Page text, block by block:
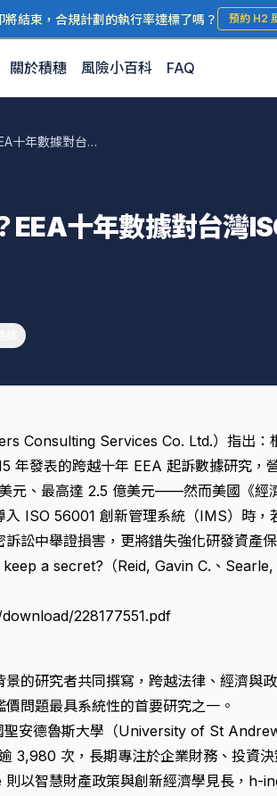
結束，合規計劃的執行率達標了嗎？ 預約 H2
關於積穗 風險小百科 FAQ
營業秘密值多少？EEA十年數據對台灣ISO 56001 IMS導入的鑑價啟示
EEA十年數據對台灣
Consulting Services Co. Ltd.）指出：
年發表的跨越十年 EEA 起訴數據研究，
元、最高達 2.5 億美元——然而美國《經
入 ISO 56001 創新管理系統（IMS）時，
訴訟中舉證損害，更將錯失強化研發資產
a secret?（Reid, Gavin C.、
228177551.pdf
的研究者共同撰寫，跨越法律、經濟與
價問題最具系統性的首要研究之一。
聖安德魯斯大學（University of St
3,980 次，長期專注於企業財務、投資
以智慧財產政策與創新經濟學見長，h-